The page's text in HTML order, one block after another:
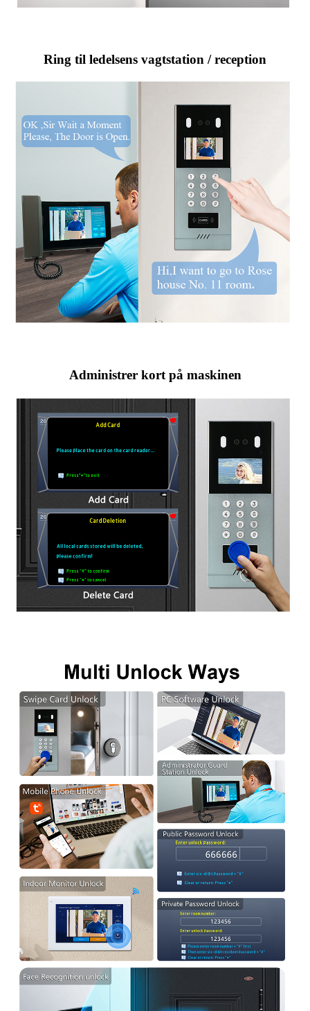
Ring til ledelsens vagtstation / reception
Administrer kort på maskinen